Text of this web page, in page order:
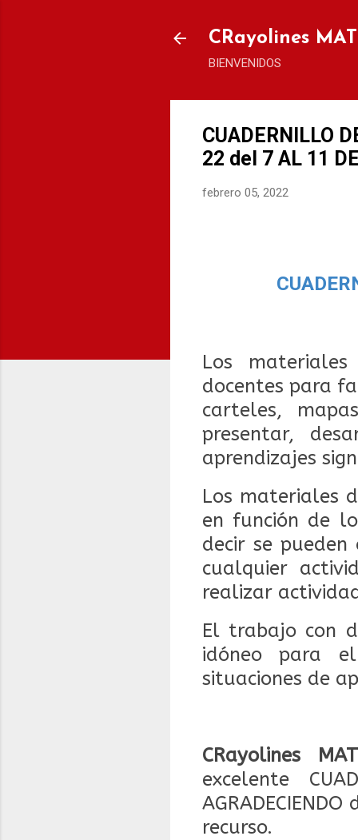
CRayolines
BIENVENIDOS
CUADERNILLO
22 del 7 AL 11
febrero 05, 2022
Los
docentes para
carteles,
presentar,
aprendizajes
Los materiales
en función de
decir se
cualquier
realizar
El trabajo con
idóneo para
situaciones de
CRayolines
excelente
recurso.